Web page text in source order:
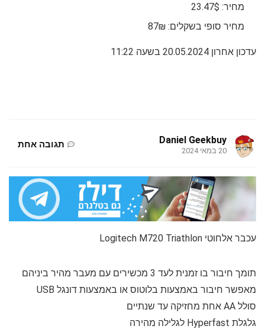
מחיר: 23.47$
מחיר סופי בשקלים: 87₪
עדכון אחרון 20.05.2024 בשעה 11:22
Daniel Geekbuy
20 במאי 2024
תגובה אחת
עכבר אלחוטי Logitech M720 Triathlon
תומך חיבור בו זמנית לעד 3 מכשירים עם מעבר מהיר ביניהם
מאפשר חיבור באמצעות בלוטוס או באמצעות דונגל USB
סולל AA אחת מחזיקה עד שנתיים
גלגלת Hyperfast לגלילה מהירה